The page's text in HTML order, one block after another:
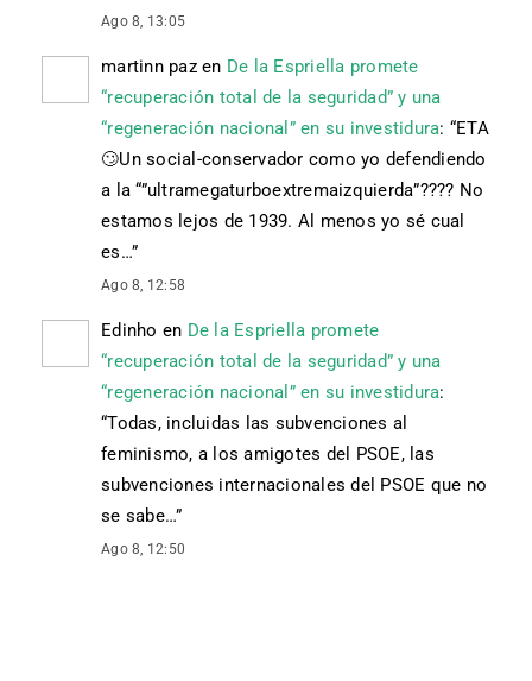
Ago 8, 13:05
martinn pazen De la Espriella promete
“recuperación total de la seguridad” y una
“regeneración nacional” en su investidura: “ETA
🙄 Un social-conservador como yo defendiendo
a la “”ultramegaturboextremaizquierda”???? No
estamos lejos de 1939. Al menos yo sé cual
es…”
Ago 8, 12:58
Edinho en De la Espriella promete
“recuperación total de la seguridad” y una
“regeneración nacional” en su investidura:
“Todas, incluidas las subvenciones al
feminismo, a los amigotes del PSOE, las
subvenciones internacionales del PSOE que no
se sabe…”
Ago 8, 12:50